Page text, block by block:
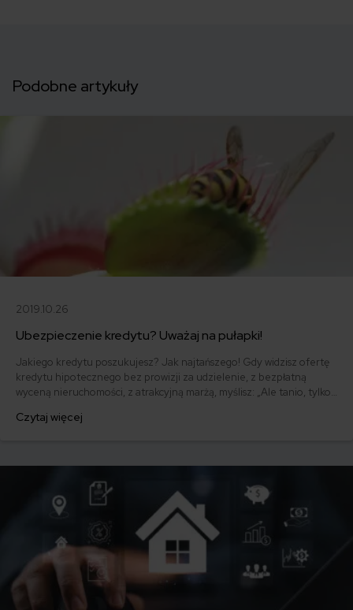
Podobne artykuły
2019.10.26
Ubezpieczenie kredytu? Uważaj na pułapki!
Jakiego kredytu poszukujesz? Jak najtańszego! Gdy widzisz ofertę
kredytu hipotecznego bez prowizji za udzielenie, z bezpłatną
wyceną nieruchomości, z atrakcyjną marżą, myślisz: „Ale tanio, tylko
szczegółem jest ubezpieczenie. Z nieodpowiednim ubezpieczeniem
Czytaj więcej